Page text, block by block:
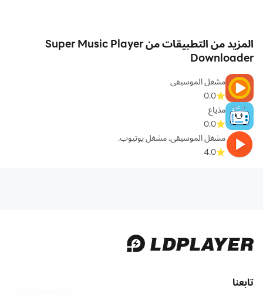
المزيد من التطبيقات من Super Music Player
Downloader
مشغل الموسيقى
0.0
مذياع
0.0
مشغل الموسيقى. مشغل يوتيوب.
4.0
تابعنا